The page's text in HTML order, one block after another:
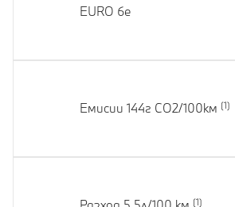
EURO 6e
Емисии 144г CO2/100км